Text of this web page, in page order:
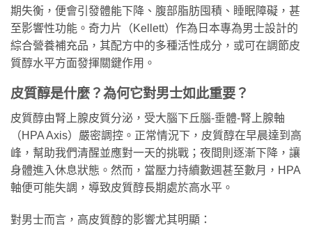
期失衡，便會引發體能下降、腹部脂肪囤積、睡眠障礙，甚
至影響性功能。奇力片（Kellett）作為日本專為男士設計的
綜合營養補充品，其配方中的多種活性成分，或可在調節皮
質醇水平方面發揮關鍵作用。
皮質醇是什麼？為何它對男士如此重要？
皮質醇由腎上腺皮質分泌，受大腦下丘腦-垂體-腎上腺軸
（HPA Axis）嚴密調控。正常情況下，皮質醇在早晨達到高
峰，幫助我們清醒並應對一天的挑戰；夜間則逐漸下降，讓
身體進入休息狀態。然而，當壓力持續數週甚至數月，HPA
軸便可能失調，導致皮質醇長期處於高水平。
對男士而言，高皮質醇的影響尤其明顯：